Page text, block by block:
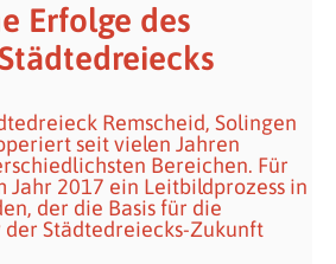
Erfolge des
Remscheid, Solingen
seit vielen Jahren
Bereichen. Für
Jahr 2017 ein Leitbildprozess in
der die Basis für die
Städtedreiecks-Zukunft